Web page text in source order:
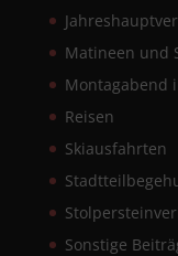
Matineen und
Montagabend
Reisen
Skiausfahrten
Sonstige